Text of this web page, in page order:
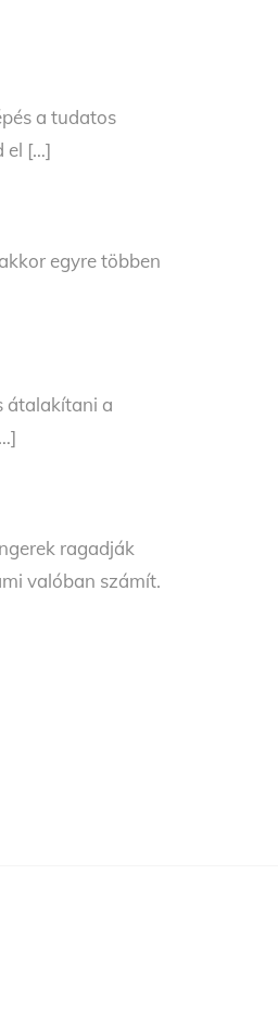
a tudatos
el […]
egyre többen
átalakítani a
ragadják
valóban számít.